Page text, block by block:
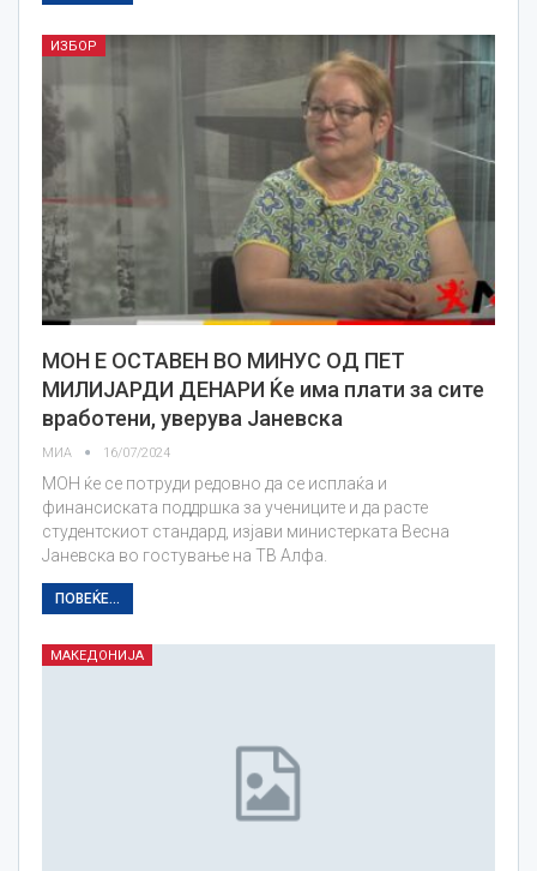
ИЗБОР
МОН Е ОСТАВЕН ВО МИНУС ОД ПЕТ
МИЛИЈАРДИ ДЕНАРИ Ќе има плати за сите
вработени, уверува Јаневска
МИА 16/07/2024
МОН ќе се потруди редовно да се исплаќа и
финансиската поддршка за учениците и да расте
студентскиот стандард, изјави министерката Весна
Јаневска во гостување на ТВ Алфа.
ПОВЕЌЕ...
МАКЕДОНИЈА